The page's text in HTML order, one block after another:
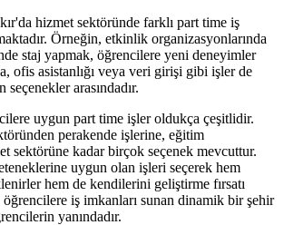
hizmet sektöründe farklı part time iş
Örneğin, etkinlik organizasyonlarında
staj yapmak, öğrencilere yeni deneyimler
ofis asistanlığı veya veri girişi gibi işler de
arasındadır.
uygun part time işler oldukça çeşitlidir.
perakende işlerine, eğitim
sektörüne kadar birçok seçenek mevcuttur.
uygun olan işleri seçerek hem
hem de kendilerini geliştirme fırsatı
iş imkanları sunan dinamik bir şehir
yanındadır.